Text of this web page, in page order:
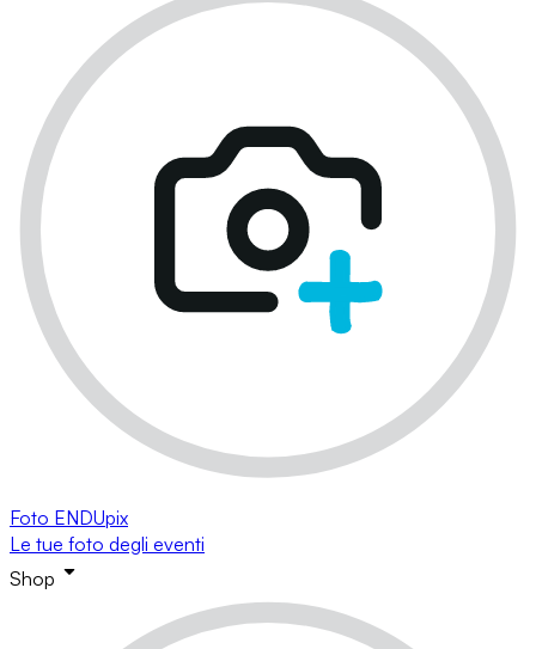
Foto ENDUpix
Le tue foto degli eventi
Shop